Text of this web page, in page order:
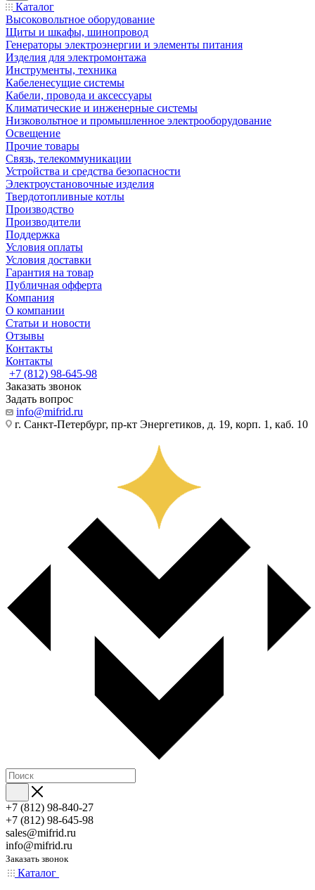
Каталог
Высоковольтное оборудование
Щиты и шкафы, шинопровод
Генераторы электроэнергии и элементы питания
Изделия для электромонтажа
Инструменты, техника
Кабеленесущие системы
Кабели, провода и аксессуары
Климатические и инженерные системы
Низковольтное и промышленное электрооборудование
Освещение
Прочие товары
Связь, телекоммуникации
Устройства и средства безопасности
Электроустановочные изделия
Твердотопливные котлы
Производство
Производители
Поддержка
Условия оплаты
Условия доставки
Гарантия на товар
Публичная офферта
Компания
О компании
Статьи и новости
Отзывы
Контакты
Контакты
+7 (812) 98-645-98
Заказать звонок
Задать вопрос
info@mifrid.ru
г. Санкт-Петербург, пр-кт Энергетиков, д. 19, корп. 1, каб. 10
+7 (812) 98-840-27
+7 (812) 98-645-98
sales@mifrid.ru
info@mifrid.ru
Заказать звонок
Каталог